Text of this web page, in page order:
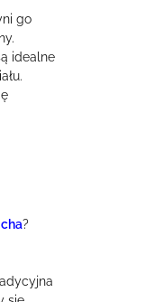
go
idealne
?